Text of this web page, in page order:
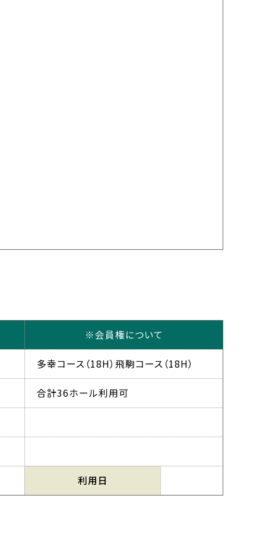
※会員権について
多幸コース（18H）飛駒コース（18H）
合計36ホール利用可
利用日